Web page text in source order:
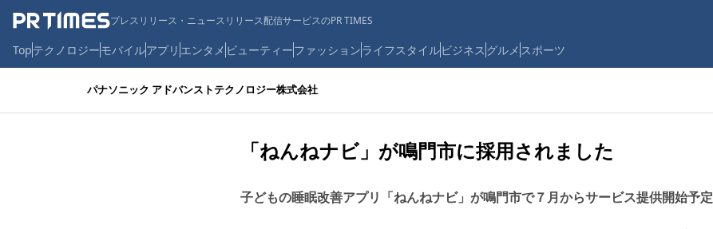
プレスリリース・ニュースリリース配信サービスのPR TIMES
Topテクノロジーモバイルアプリ エンタメ ビューティーファッションライフスタイルビジネス グルメ スポーツ
パナソニック アドバンストテクノロジー株式会社
「ねんねナビ」が鳴門市に採用されました
子どもの睡眠改善アプリ「ねんねナビ」が鳴門市で７月からサービス提供開始予定